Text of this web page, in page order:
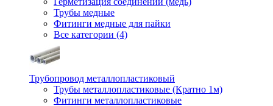
Трубы медные
Фитинги медные для пайки
Все категории (4)
Трубопровод металлопластиковый
Трубы металлопластиковые (Кратно 1м)
Фитинги металлопластиковые